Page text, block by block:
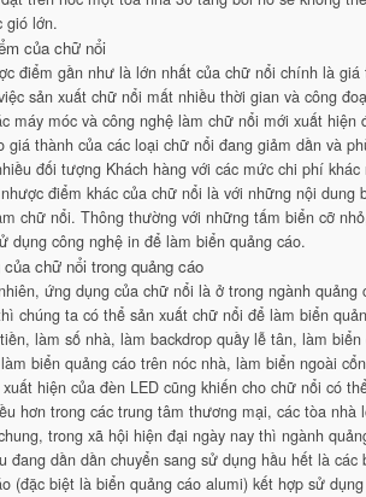
gió lớn.
của chữ nổi
điểm gần như là lớn nhất của chữ nổi chính là giá
sản xuất chữ nổi mất nhiều thời gian và công
máy móc và công nghệ làm chữ nổi mới xuất hiện
giá thành của các loại chữ nổi đang giảm dần và
đối tượng Khách hàng với các mức chi phí khác
điểm khác của chữ nổi là với những nội dung
chữ nổi. Thông thường với những tấm biển cỡ
dụng công nghệ in để làm biển quảng cáo.
của chữ nổi trong quảng cáo
ứng dụng của chữ nổi là ở trong ngành quảng
chúng ta có thể sản xuất chữ nổi để làm biển
làm số nhà, làm backdrop quầy lễ tân, làm
biển quảng cáo trên nóc nhà, làm biển ngoài
xuất hiện của đèn LED cũng khiến cho chữ nổi có
hơn trong các trung tâm thương mại, các tòa nhà
trong xã hội hiện đại ngày nay thì ngành
đang dần dần chuyển sang sử dụng hầu hết là các
(đặc biệt là biển quảng cáo alumi) kết hợp sử